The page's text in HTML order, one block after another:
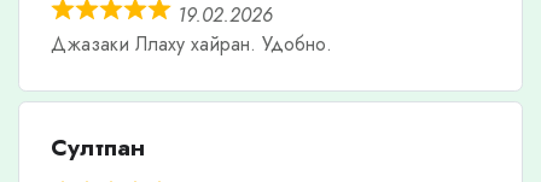
19.02.2026
Джазаки Ллаху хайран. Удобно.
Султпан